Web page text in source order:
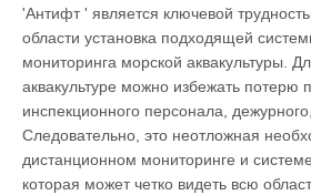
'Антифт ' является ключевой
области установка подходящей
мониторинга морской аквакультуры.
аквакультуре можно избежать потерю
инспекционного персонала,
Следовательно, это неотложная
дистанционном мониторинге и
которая может четко видеть всю